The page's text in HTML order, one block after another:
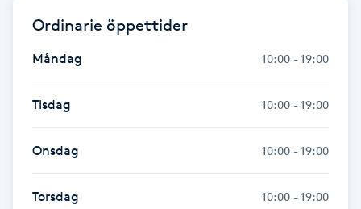
Hypnos
Hårborttagning
Ordinarie öppettider
Måndag 10:00 - 19:00
Tisdag 10:00 - 19:00
Onsdag 10:00 - 19:00
Torsdag 10:00 - 19:00